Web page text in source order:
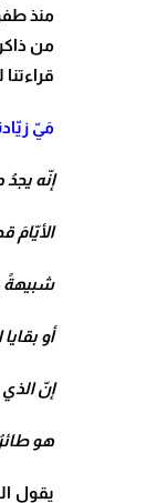
منذ
من
مَيّ
إنّه
الأيّامَ
شبيهةً
أو بقايا
إنّ
هو
يقول